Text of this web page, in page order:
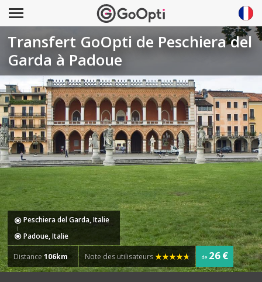
Transfert GoOpti de Peschiera del
Garda à Padoue
Peschiera del Garda, Italie
Padoue, Italie
Distance106km Note des utilisateurs de 26 €